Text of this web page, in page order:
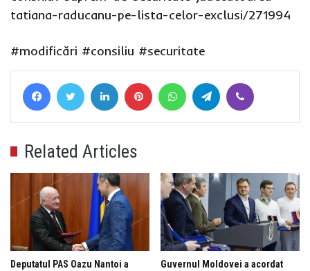
tatiana-raducanu-pe-lista-celor-exclusi/271994
#modificări #consiliu #securitate
FacebookTwitter LinkedIn Pinterest WhatsAppTelegram
Related Articles
Deputatul PAS Oazu Nantoi a
Guvernul Moldovei a acordat